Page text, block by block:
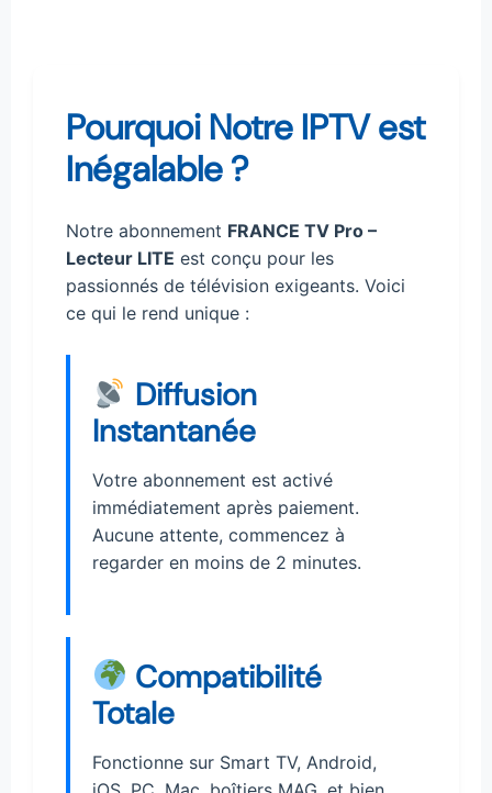
Pourquoi Notre IPTV est
Inégalable ?
Notre abonnement FRANCE TV Pro –
Lecteur LITE est conçu pour les
passionnés de télévision exigeants. Voici
ce qui le rend unique :
Diffusion
Instantanée
Votre abonnement est activé
immédiatement après paiement.
Aucune attente, commencez à
regarder en moins de 2 minutes.
Compatibilité
Totale
Fonctionne sur Smart TV, Android,